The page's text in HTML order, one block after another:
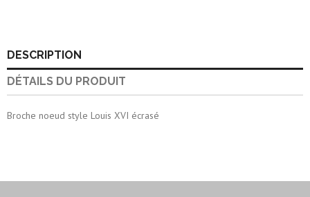
DESCRIPTION
DÉTAILS DU PRODUIT
Broche noeud style Louis XVI écrasé